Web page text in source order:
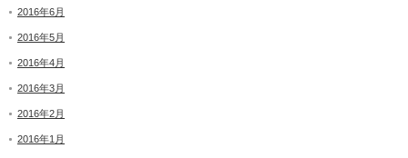
2016年6月
2016年5月
2016年4月
2016年3月
2016年2月
2016年1月